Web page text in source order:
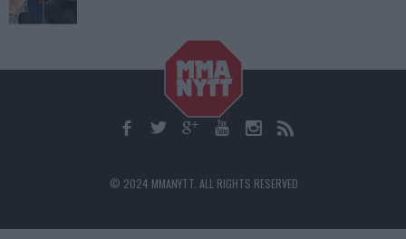
© 2024 MMANYTT. ALL RIGHTS RESERVED